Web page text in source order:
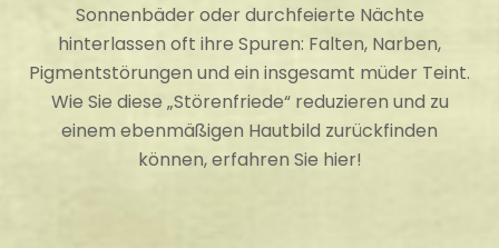
Sonnenbäder oder durchfeierte Nächte
hinterlassen oft ihre Spuren: Falten, Narben,
Pigmentstörungen und ein insgesamt müder Teint.
Wie Sie diese „Störenfriede“ reduzieren und zu
einem ebenmäßigen Hautbild zurückfinden
können, erfahren Sie hier!